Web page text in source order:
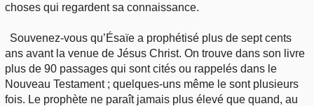
choses qui regardent sa connaissance.
Souvenez-vous qu’Ésaïe a prophétisé plus de sept cents
ans avant la venue de Jésus Christ. On trouve dans son livre
plus de 90 passages qui sont cités ou rappelés dans le
Nouveau Testament ; quelques-uns même le sont plusieurs
fois. Le prophète ne paraît jamais plus élevé que quand, au